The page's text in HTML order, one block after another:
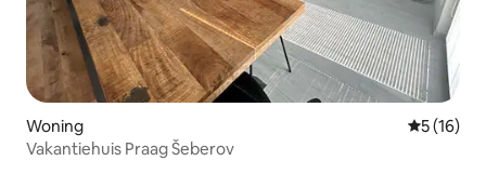
Woning
5 (16)
Vakantiehuis Praag Šeberov